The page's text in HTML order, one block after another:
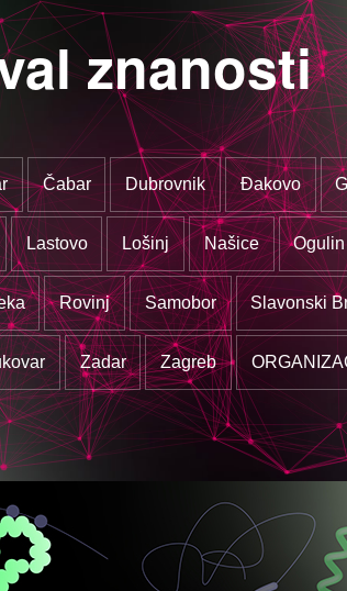
znanosti
Čabar Dubrovnik Đakovo
Lastovo Lošinj Našice Ogulin
Rovinj Samobor Slavonski
Zadar Zagreb